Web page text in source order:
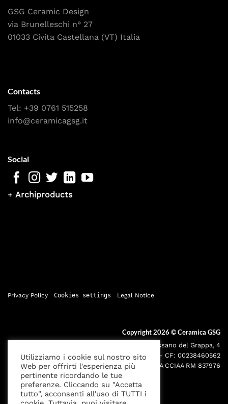
GSG Ceramic Design
via Brunelleschi n° 27
01033 Civita Castellana (VT) Italia
Contacts
Tel: +39 0761 515258
info@ceramicagsg.it
Social
+ Archiproducts
Privacy Policy Cookies settings Legal Notice
Copyright 2026 ©Ceramica GSG
Sede legale: Via Bassano del Grappa, 4
000195 - Roma P.IVA: 05095691001 - CF: 00238460562
Iscr. Reg. Imprese RM00238460562 REA CCIAA RM 837976
Utilizziamo i cookie sul nostro sito
Web per offrirti l'esperienza più
pertinente ricordando le tue
preferenze. Cliccando su "Accetta
tutto", acconsenti all'uso di TUTTI i